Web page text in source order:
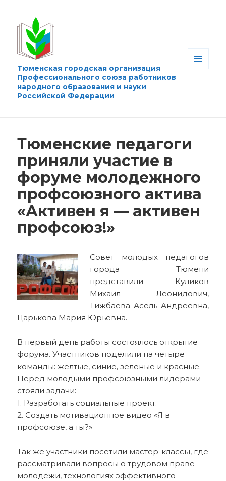
Тюменская городская организация
Профессионального союза работников
народного образования и науки
Российской Федерации
Тюменские педагоги
приняли участие в
форуме молодежного
профсоюзного актива
«Активен я — активен
профсоюз!»
Совет молодых педагогов
города Тюмени
представили Куликов
Михаил Леонидович,
Тижбаева Асель Андреевна,
Царькова Мария Юрьевна.
В первый день работы состоялось открытие
форума. Участников поделили на четыре
команды: желтые, синие, зеленые и красные.
Перед молодыми профсоюзными лидерами
стояли задачи:
1. Разработать социальные проект.
2. Создать мотивационное видео «Я в
профсоюзе, а ты?»
Так же участники посетили мастер-классы, где
рассматривали вопросы о трудовом праве
молодежи, технологиях эффективного